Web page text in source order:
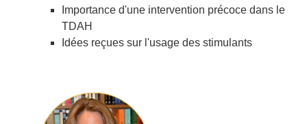
Importance d'une intervention précoce dans le
TDAH
Idées reçues sur l'usage des stimulants